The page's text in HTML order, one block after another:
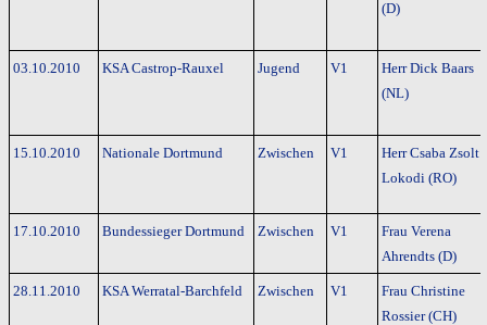
(D)
03.10.2010 KSA Castrop-Rauxel Jugend V1
Herr Dick Baars
(NL)
15.10.2010 Nationale Dortmund Zwischen V1
Herr Csaba Zsolt
Lokodi (RO)
17.10.2010 Bundessieger Dortmund Zwischen V1
Frau Verena
Ahrendts (D)
28.11.2010 KSA Werratal-Barchfeld Zwischen V1
Frau Christine
Rossier (CH)